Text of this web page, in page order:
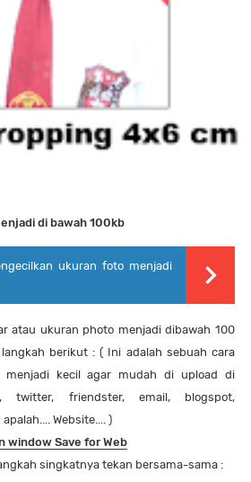
di bawah 100kb
ukuran foto menjadi
atau ukuran photo menjadi dibawah 100
berikut : ( Ini adalah sebuah cara
menjadi kecil agar mudah di upload di
twitter, friendster, email, blogspot,
Website.... )
window Save for Web
singkatnya tekan bersama-sama :